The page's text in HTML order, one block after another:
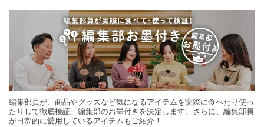
編集部員が、商品やグッズなど気になるアイテムを実際に食べたり使っ
たりして徹底検証。編集部のお墨付きを決定します。さらに、編集部員
が日常的に愛用しているアイテムもご紹介！